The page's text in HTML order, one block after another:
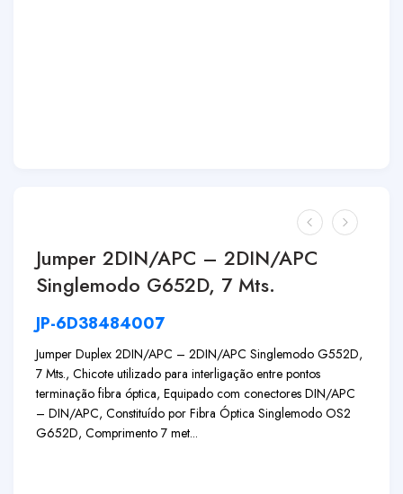
Jumper 2DIN/APC – 2DIN/APC
Singlemodo G652D, 7 Mts.
JP-6D38484007
Jumper Duplex 2DIN/APC – 2DIN/APC Singlemodo G552D,
7 Mts., Chicote utilizado para interligação entre pontos
terminação fibra óptica, Equipado com conectores DIN/APC
– DIN/APC, Constituído por Fibra Óptica Singlemodo OS2
G652D, Comprimento 7 met...